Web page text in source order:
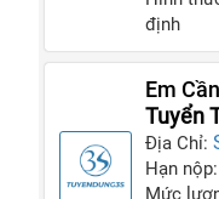
định
Em
Giúp
Tuyển
Gia
Địa Chỉ:
Hạn
Mức